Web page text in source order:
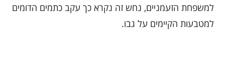
למשפחת הזעמניים, נחש זה נקרא כך עקב כתמים הדומים
למטבעות הקיימים על גבו.